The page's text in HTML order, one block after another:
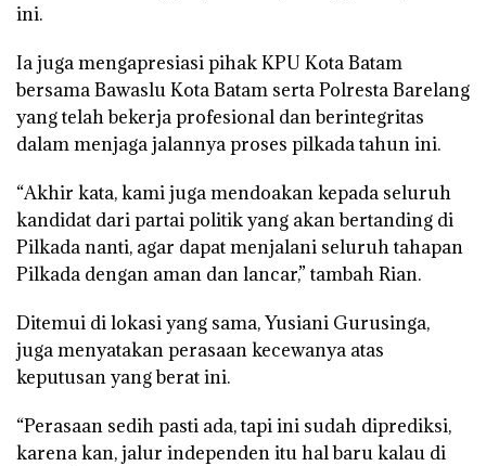
ini.
Ia juga mengapresiasi pihak KPU Kota Batam
bersama Bawaslu Kota Batam serta Polresta Barelang
yang telah bekerja profesional dan berintegritas
dalam menjaga jalannya proses pilkada tahun ini.
“Akhir kata, kami juga mendoakan kepada seluruh
kandidat dari partai politik yang akan bertanding di
Pilkada nanti, agar dapat menjalani seluruh tahapan
Pilkada dengan aman dan lancar,” tambah Rian.
Ditemui di lokasi yang sama, Yusiani Gurusinga,
juga menyatakan perasaan kecewanya atas
keputusan yang berat ini.
“Perasaan sedih pasti ada, tapi ini sudah diprediksi,
karena kan, jalur independen itu hal baru kalau di